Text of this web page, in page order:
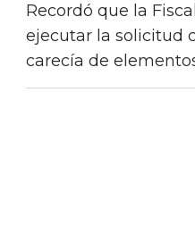
Recordó que la
ejecutar la solicitud
carecía de